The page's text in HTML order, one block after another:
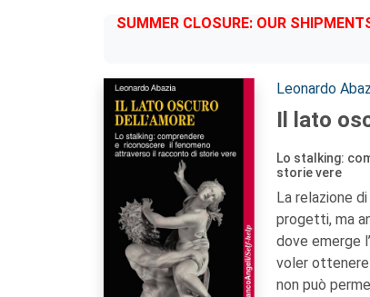
SUMMER CLOSURE: OUR
Autori:
Leonardo
Il lato
Lo stalking:
storie vere
La relazione
progetti, ma
dove emerge
voler ottenere
non può